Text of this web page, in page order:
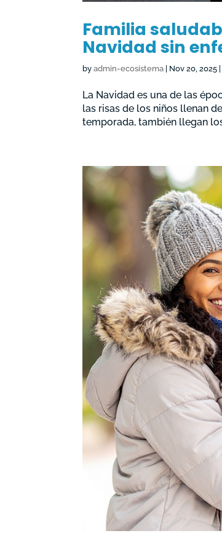
Familia
Navidad sin
byadmin-ecosistema Nov 20, 2025
La Navidad es una de las
las risas de los niños llenan
temporada, también llegan